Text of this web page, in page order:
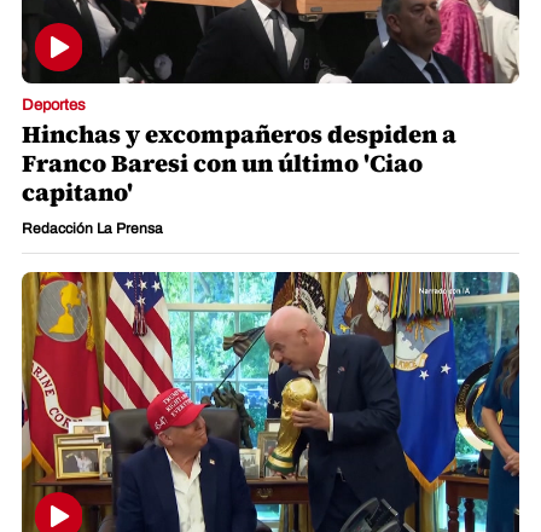
Deportes
Hinchas y excompañeros despiden a
Franco Baresi con un último 'Ciao
capitano'
Redacción La Prensa